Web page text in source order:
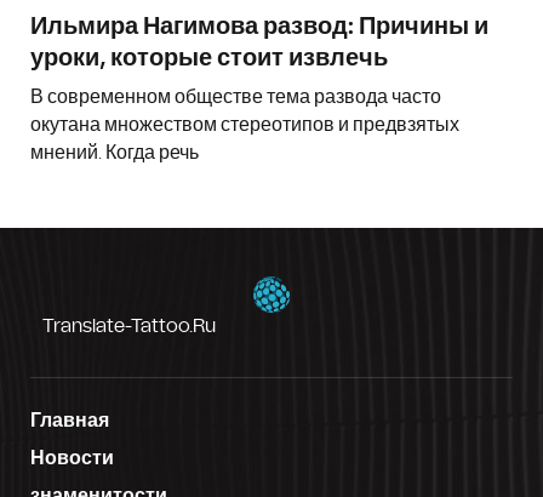
Ильмира Нагимова развод: Причины и
уроки, которые стоит извлечь
В современном обществе тема развода часто
окутана множеством стереотипов и предвзятых
мнений. Когда речь
Translate-Tattoo.ru
Главная
Новости